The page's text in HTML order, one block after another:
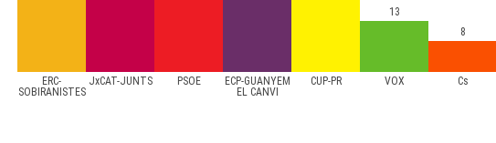
ERC-
SOBIRANISTES
JxCAT-JUNTS PSOE
ECP-GUANYEM
EL CANVI
CUP-PR VOX Cs
13
8